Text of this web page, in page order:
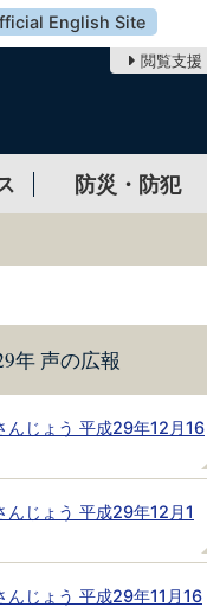
English Site
閲覧支援
防災・防犯
年 声の広報
んじょう 平成29年12月16
んじょう 平成29年12月1
んじょう 平成29年11月16